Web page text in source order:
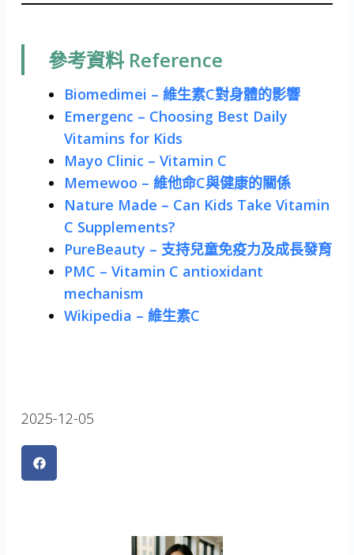
參考資料 Reference
Biomedimei – 維生素C對身體的影響
Emergenc – Choosing Best Daily
Vitamins for Kids
Mayo Clinic – Vitamin C
Memewoo – 維他命C與健康的關係
Nature Made – Can Kids Take Vitamin
C Supplements?
PureBeauty – 支持兒童免疫力及成長發育
PMC – Vitamin C antioxidant
mechanism
Wikipedia – 維生素C
2025-12-05